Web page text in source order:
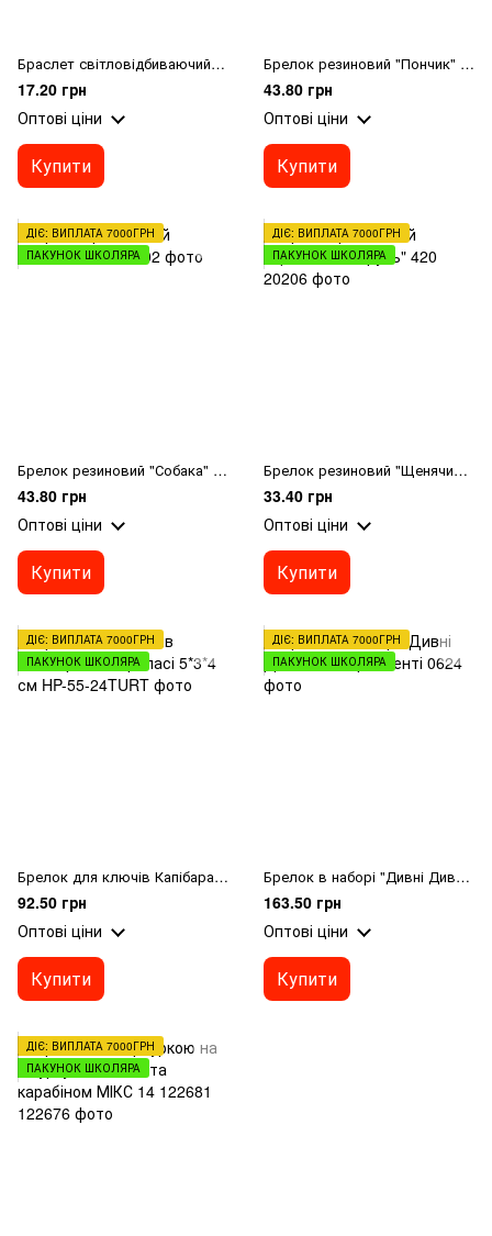
Браслет світловідбиваючий 30см
17.20 грн
Оптові ціни
Купити
Брелок резиновий "Пончик" 379
43.80 грн
Оптові ціни
Купити
ДІЄ: ВИПЛАТА 7000ГРН
ПАКУНОК ШКОЛЯРА
Брелок резиновий "Собака" 384
43.80 грн
Оптові ціни
Купити
ДІЄ: ВИПЛАТА 7000ГРН
ПАКУНОК ШКОЛЯРА
Брелок резиновий "Щенячий патруль" 420
33.40 грн
Оптові ціни
Купити
ДІЄ: ВИПЛАТА 7000ГРН
ПАКУНОК ШКОЛЯРА
Брелок для ключів Капібара на черепасі 5*3*4 см
92.50 грн
Оптові ціни
Купити
ДІЄ: ВИПЛАТА 7000ГРН
ПАКУНОК ШКОЛЯРА
Брелок в наборі "Дивні Дива", в асортименті
163.50 грн
Оптові ціни
Купити
ДІЄ: ВИПЛАТА 7000ГРН
ПАКУНОК ШКОЛЯРА